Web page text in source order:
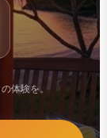
体験を。